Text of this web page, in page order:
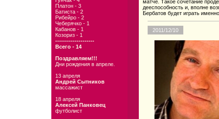
Платон - 3
Батиста - 2
Рибейро - 2
Чеберячко - 1
Кабанов - 1
Козориз - 1
--------------------
Всего - 14
Поздравляем!!!
Дни рождения в апреле.
13 апреля
Андрей Сытников
массажист
18 апреля
Алексей Панковец
футболист
матче. Такое сочетание
дееспособность и, вполне
Бербатов будет играть
2011/12/10